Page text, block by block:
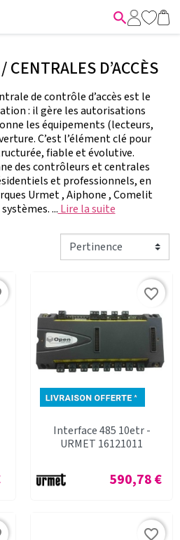

D’ACCÈS
de contrôle d’accès est le
: il gère les autorisations
les équipements (lecteurs,
C’est l’élément clé pour
fiable et évolutive.
des contrôleurs et centrales
et professionnels, en
Urmet , Aiphone , Comelit
... Lire la suite
Interface 485 10etr -
URMET 16121011
Prix
590,78 €
favorite_border
favorite_border